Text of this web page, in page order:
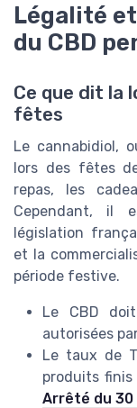
Légalité
du CBD
Ce que dit la
fêtes
Le cannabidiol,
lors des fêtes
repas, les
Cependant, il
législation
et la
période festive.
Le CBD
autorisées
Le taux de
produits finis
Arrêté du 30